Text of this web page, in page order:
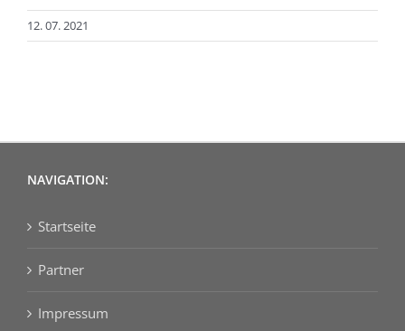
12. 07. 2021
NAVIGATION:
Startseite
Partner
Impressum